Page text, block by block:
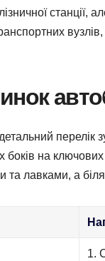
станції,
перелік
боків на
та лавками, а
1.